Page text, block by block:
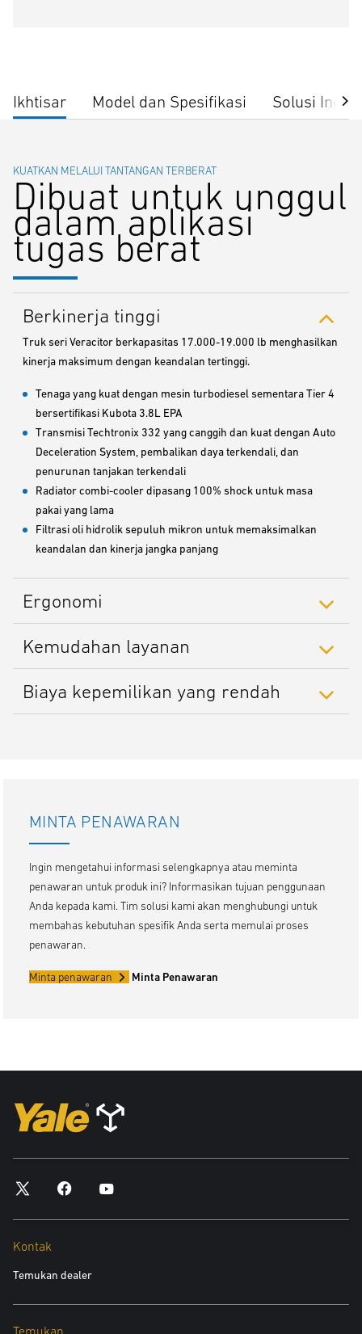
Ikhtisar Model dan Spesifikasi Solusi
KUATKAN MELALUI TANTANGAN TERBERAT
Dibuat untuk unggul
dalam aplikasi
tugas berat
Berkinerja tinggi
Truk seri Veracitor berkapasitas 17.000-19.000 lb menghasilkan
kinerja maksimum dengan keandalan tertinggi.
Tenaga yang kuat dengan mesin turbodiesel sementara Tier 4
bersertifikasi Kubota 3.8L EPA
Transmisi Techtronix 332 yang canggih dan kuat dengan Auto
Deceleration System, pembalikan daya terkendali, dan
penurunan tanjakan terkendali
Radiator combi-cooler dipasang 100% shock untuk masa
pakai yang lama
Filtrasi oli hidrolik sepuluh mikron untuk memaksimalkan
keandalan dan kinerja jangka panjang
Ergonomi
Kemudahan layanan
Biaya kepemilikan yang rendah
MINTA PENAWARAN
Ingin mengetahui informasi selengkapnya atau meminta
penawaran untuk produk ini? Informasikan tujuan penggunaan
Anda kepada kami. Tim solusi kami akan menghubungi untuk
membahas kebutuhan spesifik Anda serta memulai proses
penawaran.
Minta penawaran Minta Penawaran
Kontak
Temukan dealer
Temukan